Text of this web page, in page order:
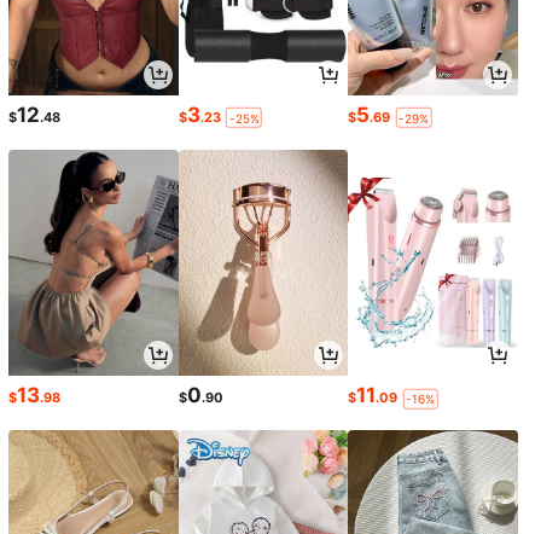
$12.48 $3.23 -25% $5.69 -29%
$13.98 $0.90 $11.09 -16%